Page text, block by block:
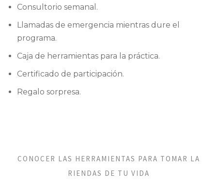
Consultorio semanal.
Llamadas de emergencia mientras dure el
programa.
Caja de herramientas para la práctica.
Certificado de participación.
Regalo sorpresa.
CONOCER LAS HERRAMIENTAS PARA TOMAR LA
RIENDAS DE TU VIDA